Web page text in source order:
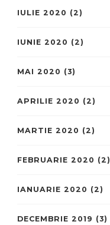
IULIE 2020 (2)
IUNIE 2020 (2)
MAI 2020 (3)
APRILIE 2020 (2)
MARTIE 2020 (2)
FEBRUARIE 2020 (2)
IANUARIE 2020 (2)
DECEMBRIE 2019 (3)